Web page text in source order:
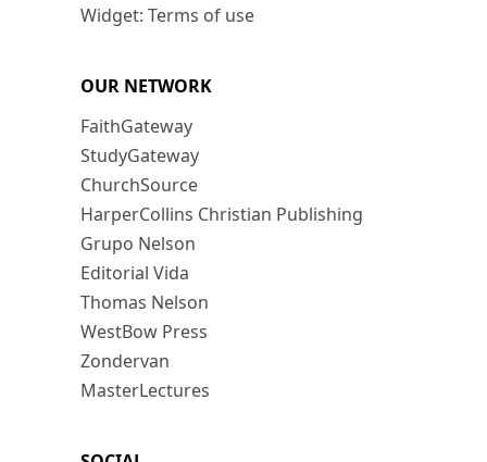
Widget: Terms of use
OUR NETWORK
FaithGateway
StudyGateway
ChurchSource
HarperCollins Christian Publishing
Grupo Nelson
Editorial Vida
Thomas Nelson
WestBow Press
Zondervan
MasterLectures